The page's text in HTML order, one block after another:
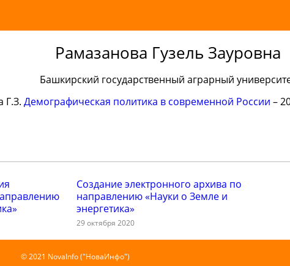
Рамазанова Гузель Зауровна
Башкирский государственный аграрный
Г.З. Демографическая политика в современной России –
Создание электронного архива по
направлению «Науки о Земле и
энергетика»
29 октября 2020
© 2021 NovaInfo ("НоваИнфо")